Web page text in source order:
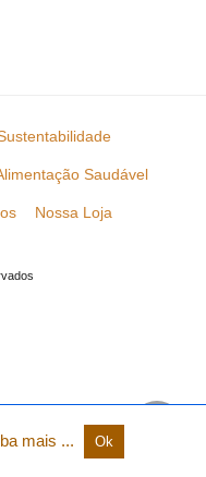
Saudável
Nossa Loja
mais ... Ok